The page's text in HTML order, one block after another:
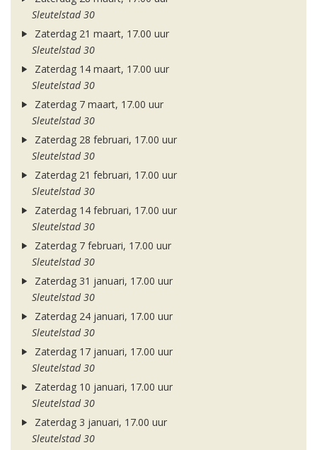
Sleutelstad 30
Zaterdag 21 maart, 17.00 uur
Sleutelstad 30
Zaterdag 14 maart, 17.00 uur
Sleutelstad 30
Zaterdag 7 maart, 17.00 uur
Sleutelstad 30
Zaterdag 28 februari, 17.00 uur
Sleutelstad 30
Zaterdag 21 februari, 17.00 uur
Sleutelstad 30
Zaterdag 14 februari, 17.00 uur
Sleutelstad 30
Zaterdag 7 februari, 17.00 uur
Sleutelstad 30
Zaterdag 31 januari, 17.00 uur
Sleutelstad 30
Zaterdag 24 januari, 17.00 uur
Sleutelstad 30
Zaterdag 17 januari, 17.00 uur
Sleutelstad 30
Zaterdag 10 januari, 17.00 uur
Sleutelstad 30
Zaterdag 3 januari, 17.00 uur
Sleutelstad 30